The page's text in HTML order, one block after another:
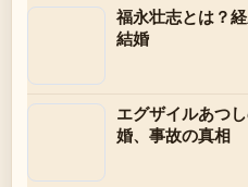
福永壮志とは？
結婚
エグザイルあつ
婚、事故の真相